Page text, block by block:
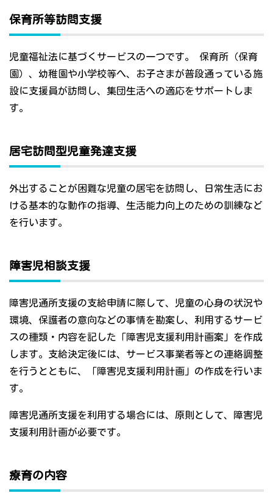
保育所等訪問支援
児童福祉法に基づくサービスの一つです。 保育所（保育
園）、幼稚園や小学校等へ、お子さまが普段通っている施
設に支援員が訪問し、集団生活への適応をサポートしま
す。
居宅訪問型児童発達支援
外出することが困難な児童の居宅を訪問し、日常生活にお
ける基本的な動作の指導、生活能力向上のための訓練など
を行います。
障害児相談支援
障害児通所支援の支給申請に際して、児童の心身の状況や
環境、保護者の意向などの事情を勘案し、利用するサービ
スの種類・内容を記した「障害児支援利用計画案」を作成
します。支給決定後には、サービス事業者等との連絡調整
を行うとともに、「障害児支援利用計画」の作成を行いま
す。
障害児通所支援を利用する場合には、原則として、障害児
支援利用計画が必要です。
療育の内容